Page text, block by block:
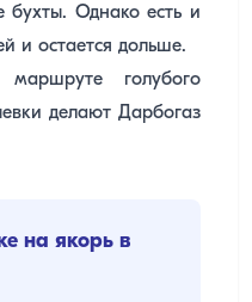
бухты. Однако есть и
и остается дольше.
голубого
делают Дарбогаз
на якорь в